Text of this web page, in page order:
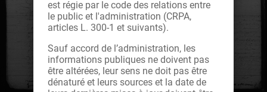
est régie par le code des relations entre
le public et l'administration (CRPA,
articles L. 300-1 et suivants).
Sauf accord de l’administration, les
informations publiques ne doivent pas
être altérées, leur sens ne doit pas être
dénaturé et leurs sources et la date de